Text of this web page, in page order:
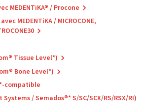
MEDENTiKA® / Procone
MEDENTiKA / MICROCONE,
Tissue Level*)
Bone Level*)
compatible
/ Semados®* S/SC/SCX/RS/RSX/RI)